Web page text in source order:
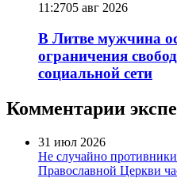
11:2705 авг 2026
В Литве мужчина
ограничения
социальной сети
Комментарии
31 июл 2026
Не случайно
Православной Церкви